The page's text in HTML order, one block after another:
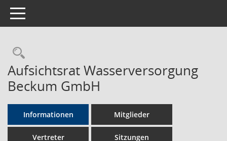
Toggle navigation
Rechercheauswahl
Aufsichtsrat Wasserversorgung
Beckum GmbH
Informationen Mitglieder
Vertreter Sitzungen